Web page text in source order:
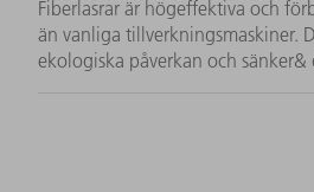
Fiberlasrar är högeffektiva och
än vanliga tillverkningsmaskiner.
ekologiska påverkan och